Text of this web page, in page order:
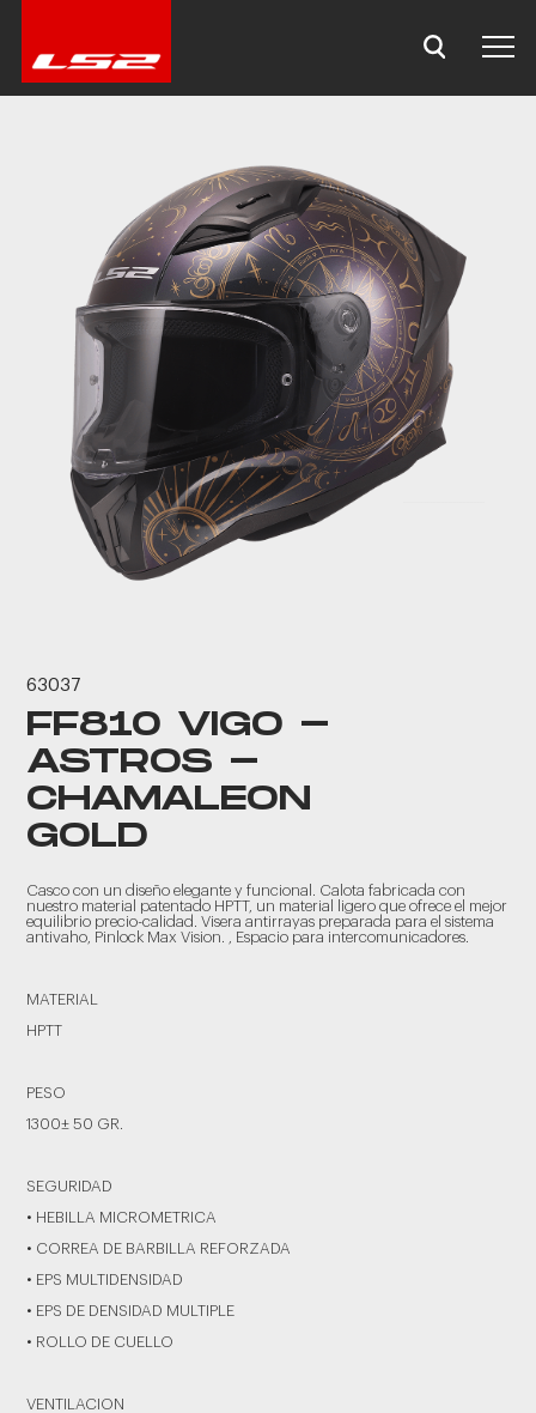
63037
FF810 VIGO -
ASTROS -
CHAMALEON
GOLD
Casco con un diseño elegante y funcional. Calota fabricada con
nuestro material patentado HPTT, un material ligero que ofrece el mejor
equilibrio precio-calidad. Visera antirrayas preparada para el sistema
antivaho, Pinlock Max Vision. , Espacio para intercomunicadores.
MATERIAL
HPTT
PESO
1300± 50 GR.
SEGURIDAD
• HEBILLA MICROMETRICA
• CORREA DE BARBILLA REFORZADA
• EPS MULTIDENSIDAD
• EPS DE DENSIDAD MULTIPLE
• ROLLO DE CUELLO
VENTILACION